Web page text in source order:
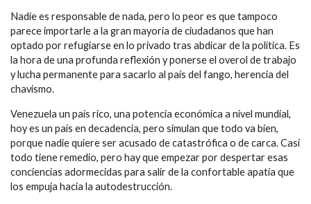
Nadie es responsable de nada, pero lo peor es que tampoco
parece importarle a la gran mayoría de ciudadanos que han
optado por refugiarse en lo privado tras abdicar de la política. Es
la hora de una profunda reflexión y ponerse el overol de trabajo
y lucha permanente para sacarlo al país del fango, herencia del
chavismo.
Venezuela un país rico, una potencia económica a nivel mundial,
hoy es un país en decadencia, pero simulan que todo va bien,
porque nadie quiere ser acusado de catastrófica o de carca. Casi
todo tiene remedio, pero hay que empezar por despertar esas
conciencias adormecidas para salir de la confortable apatía que
los empuja hacia la autodestrucción.